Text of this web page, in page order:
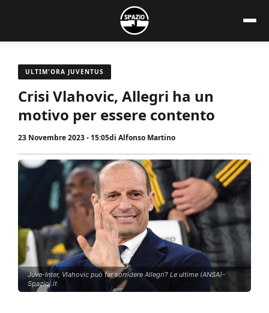
contenuto
ULTIM'ORA JUVENTUS
Crisi Vlahovic, Allegri ha un
motivo per essere contento
23 Novembre 2023 - 15:05di Alfonso Martino
Juve-Inter, Vlahovic può far sorridere Allegri? Le ultime (ANSA)-
Spazioj.it